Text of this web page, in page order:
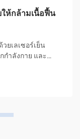
ให้กล้ามเนื้อฟื้น
ยเลเซอร์เย็น
ำลังกาย และ
กษาด้วยเลเซอร์